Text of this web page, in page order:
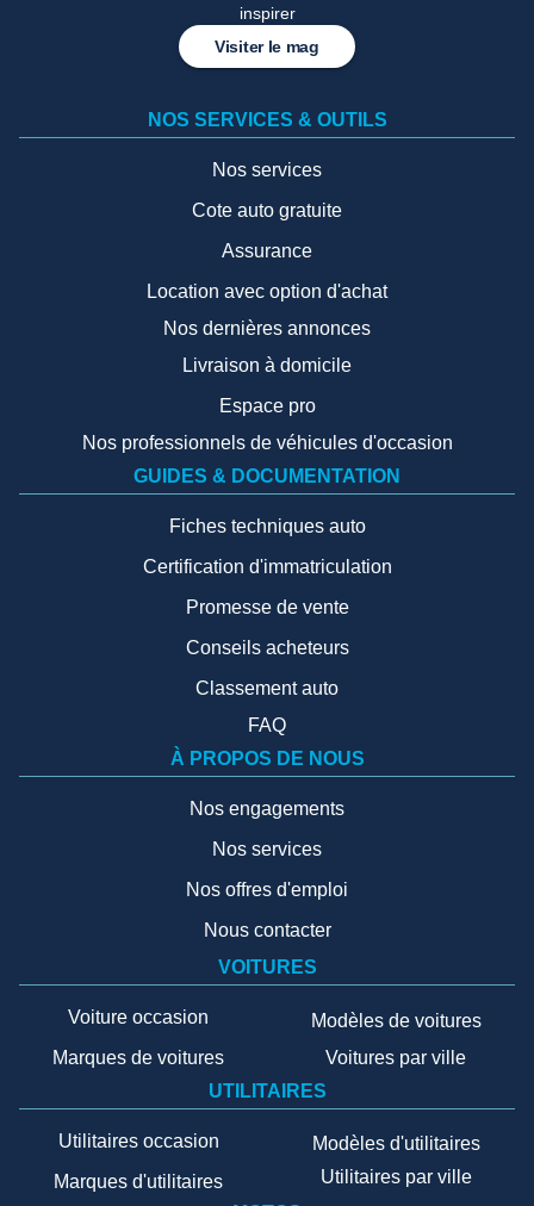
inspirer
Visiter le mag
NOS SERVICES & OUTILS
Nos services
Cote auto gratuite
Assurance
Location avec option d'achat
Nos dernières annonces
Livraison à domicile
Espace pro
Nos professionnels de véhicules d'occasion
GUIDES & DOCUMENTATION
Fiches techniques auto
Certification d'immatriculation
Promesse de vente
Conseils acheteurs
Classement auto
FAQ
À PROPOS DE NOUS
Nos engagements
Nos services
Nos offres d'emploi
Nous contacter
VOITURES
Voiture occasion
Marques de voitures
Modèles de voitures
Voitures par ville
UTILITAIRES
Utilitaires occasion
Marques d'utilitaires
Modèles d'utilitaires
Utilitaires par ville